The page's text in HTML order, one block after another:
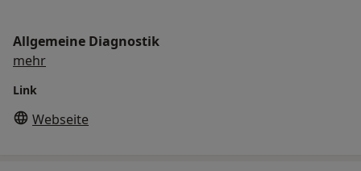
Allgemeine Diagnostik
mehrÜber uns
Link
Webseite